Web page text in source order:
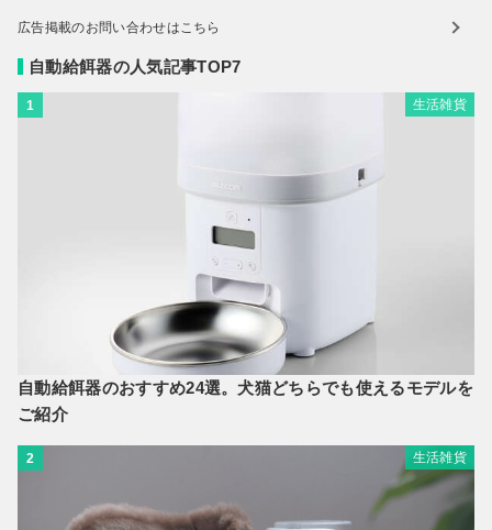
広告掲載のお問い合わせはこちら
自動給餌器の人気記事TOP7
1 生活雑貨
自動給餌器のおすすめ24選。犬猫どちらでも使えるモデルを
ご紹介
2 生活雑貨